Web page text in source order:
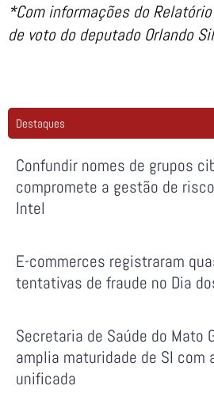
*Com informações do
de voto do deputado Orlando
Destaques
Confundir nomes de grupos
compromete a gestão de
Intel
E-commerces registraram
tentativas de fraude no Dia
Secretaria de Saúde do Mato
amplia maturidade de SI com
unificada